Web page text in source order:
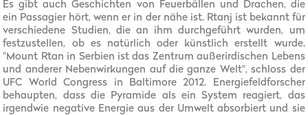
Es gibt auch Geschichten von Feuerbällen und Drachen, die
ein Passagier hört, wenn er in der nähe ist. Rtanj ist bekannt für
verschiedene Studien, die an ihm durchgeführt wurden, um
festzustellen, ob es natürlich oder künstlich erstellt wurde.
"Mount Rtan in Serbien ist das Zentrum außerirdischen Lebens
und anderer Nebenwirkungen auf die ganze Welt", schloss der
UFC World Congress in Baltimore 2012. Energiefeldforscher
behaupten, dass die Pyramide als ein System reagiert, das
irgendwie negative Energie aus der Umwelt absorbiert und sie